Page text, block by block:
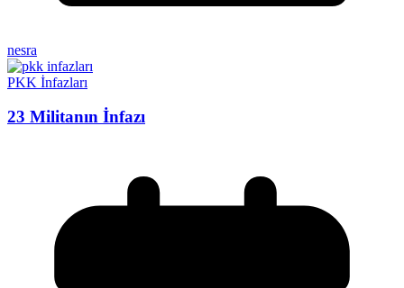
nesra
PKK İnfazları
23 Militanın İnfazı